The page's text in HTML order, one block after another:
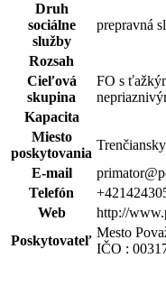
Druh
sociálne
služby
prepravná
Rozsah
Cieľová
skupina
FO s
Kapacita
Miesto
poskytovania
E-mail
Telefón
Web
http://
Poskytovateľ
Mesto
IČO :